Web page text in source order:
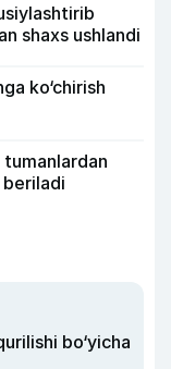
shaxs ushlandi
ko‘chirish
tumanlardan
beriladi
bo‘yicha